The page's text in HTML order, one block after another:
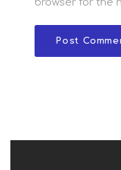
browser for the